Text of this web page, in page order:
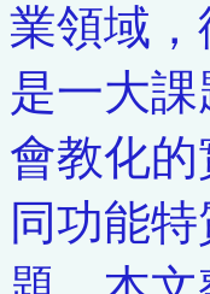
業領域
是一大
會教化
同功能